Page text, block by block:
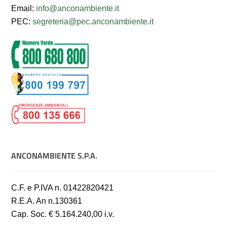
Email: info@anconambiente.it
PEC:segreteria@pec.anconambiente.it
ANCONAMBIENTE S.P.A.
C.F. e P.IVA n. 01422820421
R.E.A. An n.130361
Cap. Soc. € 5.164.240,00 i.v.